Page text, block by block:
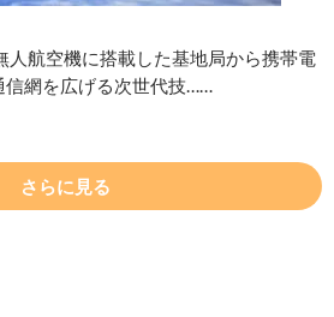
人航空機に搭載した基地局から携帯電
信網を広げる次世代技……
さらに見る